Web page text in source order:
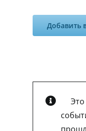
Добавить
Это